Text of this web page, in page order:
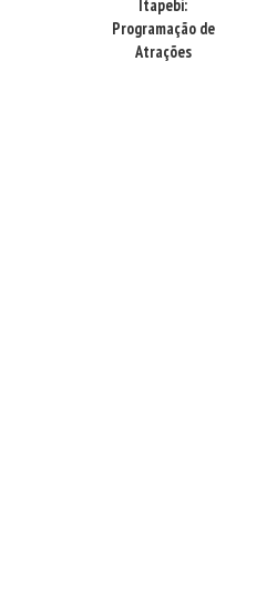
Itapebi:
Programação de
Atrações